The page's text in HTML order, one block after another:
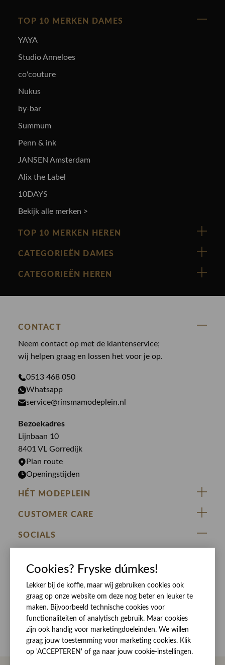
TOP 10 MERKEN DAMES
YAYA
Studio Anneloes
co'couture
Nukus
by-bar
Summum
Penn & ink
JANSEN Amsterdam
Alix the Label
10DAYS
Bekijk alle merken >
TOP 10 MERKEN HEREN
Vanguard
Cast Iron
Paul en Shark
PME Legend
Butcher of Blue
Bekijk alle merken >
CATEGORIEËN DAMES
Nieuw binnen
Blouses
Broeken
Gilets
Jassen
Jeans
Jurken
CATEGORIEËN HEREN
Broeken
Colberts
Giftcards
Jassen
Overhemden
T-shirts
CONTACT
Neem contact op met de klantenservice;
wij helpen graag en lossen het voor je op.
0513 468 050
Whatsapp
service@rinsmamodeplein.nl
Bezoekadres
Lijnbaan 10
8401 VL Gorredijk
Plan route
Openingstijden
HÉT MODEPLEIN
ZIJ VAN RINSMA
DE HEEREN VAN RINSMA
RINSMA.CONCEPTS
Eten en drinken
Openingstijden
Werken bij RINSMA
CUSTOMER CARE
Veelgestelde vragen
Betaalmethoden
Bezorgen
Contact
Reviews
SOCIALS
Cookies? Fryske dúmkes!
Lekker bij de koffie, maar wij gebruiken cookies ook
graag op onze website om deze nog beter en leuker te
maken. Bijvoorbeeld technische cookies voor
functionaliteiten of analytisch gebruik. Maar cookies
zijn ook handig voor marketingdoeleinden. We willen
graag jouw toestemming voor marketing cookies. Klik
op 'ACCEPTEREN' of ga naar jouw cookie-instellingen.